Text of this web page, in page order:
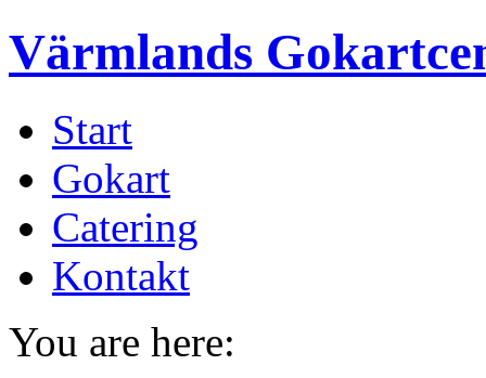
Värmlands
Start
Gokart
Catering
Kontakt
You are here: